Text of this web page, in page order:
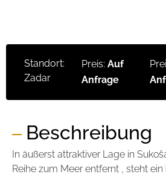
Standort:
Zadar
Preis:Auf
Anfrage
Beschreibung
In äußerst attraktiver Lage in
Reihe zum Meer entfernt , steht ein